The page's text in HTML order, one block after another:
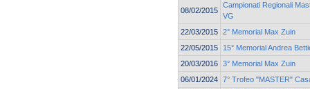
08/02/2015
Campionati Regionali
VG
22/03/2015 2° Memorial Max Zuin
22/05/2015
15° Memorial Andrea
20/03/2016 3° Memorial Max Zuin
06/01/2024 7° Trofeo "MASTER"